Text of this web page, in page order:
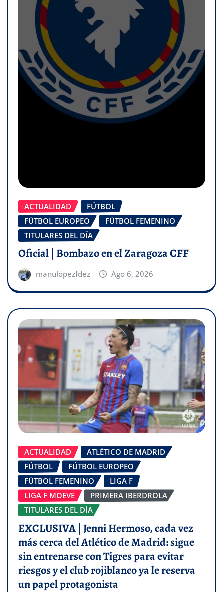
ACTUALIDAD
FÚTBOL
FÚTBOL EUROPEO
FÚTBOL FEMENINO
TITULARES DEL DÍA
Oficial | Bombazo en el Zaragoza CFF
manulopezfdez Ago 6, 2026
ACTUALIDAD
ATLÉTICO DE MADRID
FÚTBOL
FÚTBOL EUROPEO
FÚTBOL FEMENINO
LIGA F
LIGA F MOEVE
PRIMERA IBERDROLA
TITULARES DEL DÍA
EXCLUSIVA | Jenni Hermoso, cada vez
más cerca del Atlético de Madrid: sigue
sin entrenarse con Tigres para evitar
riesgos y el club rojiblanco ya le reserva
un papel protagonista